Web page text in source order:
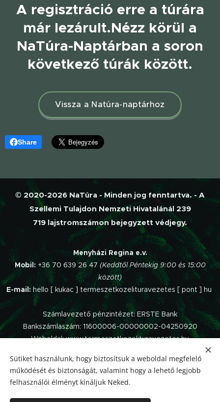
A regisztráció erre a túrára
már lezárult.Nézz körül a
NaTúra-Naptárban a soron
következő túrák között.
Vissza a Natúra-naptárhoz
Share
© 2020-2026 NaTúra - Minden jog fenntartva. - A
Szellemi Tulajdon Nemzeti Hivatalánál 239
719 lajstromszámon bejegyzett védjegy.
Menyházi Regina e.v.
Mobil: +36 70 639 26 47 (Keddtől Péntekig 9:00 és 15:00
között)
E-mail:hello [ kukac ] termeszetkozelituravezetes [ pont ] hu
Számlavezető pénzintézet: ERSTE Bank
Bankszámlaszám: 11600006-00000002-04250920
Weboldal: www.termeszetkozelituravezetes.hu
Az oldalt a Webnodeműködteti.
Impresszum
Panaszkezelési szabályzat
Adatvédelmi Tájékoztató
Sütiket használunk, hogy biztosítsuk a weboldal megfelelő
működését és biztonságát, valamint hogy a lehető legjobb
felhasználói élményt kínáljuk Neked.